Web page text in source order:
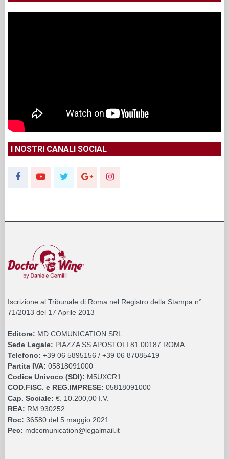
I NOSTRI CANALI SOCIAL
Iscrizione al Tribunale di Roma nel Registro della Stampa n°
71/2013 del 17 Aprile 2013
Editore: MD COMUNICATION SRL
Sede Legale: PIAZZA SS APOSTOLI 81 00187 ROMA
Telefono: +39 06 5895156 / +39 06 87085419
Partita IVA: 05818091000
Codice Univoco (SDI): M5UXCR1
COD.FISC. e REG.IMPRESE: 05818091000
Cap. Sociale: €. 10.200,00 I.V.
REA: RM 930252
Roc: 36580 del 5 maggio 2021
Pec: mdcomunication@legalmail.it